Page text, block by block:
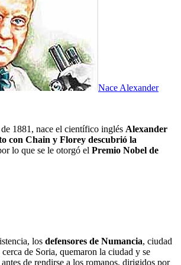
Nace Alexander
1881, nace el científico inglés Alexander
con Chain y Florey descubrió la
lo que se le otorgó el Premio Nobel de
los defensores de Numancia, ciudad
de Soria, quemaron la ciudad y se
de rendirse a los romanos, dirigidos por